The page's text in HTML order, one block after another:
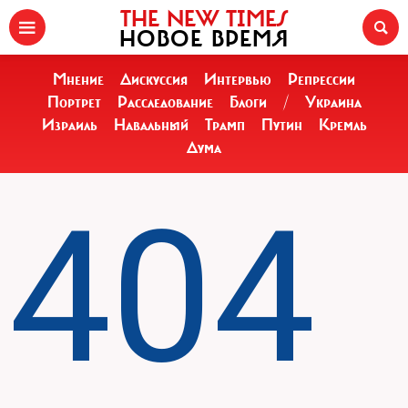
THE NEW TIMES
НОВОЕ ВРЕМЯ
Мнение Дискуссия Интервью
Репрессии
Портрет
Расследование Блоги /
Украина
Израиль
Навальный Трамп Путин
Кремль
Дума
404